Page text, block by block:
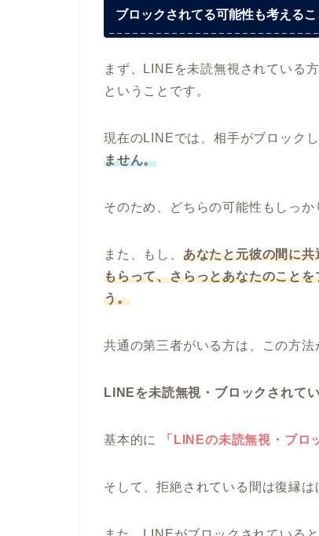
ブロックされてる可能性も考えるこ
まず、LINEを未読無視されている方
ということです。
現在のLINEでは、相手がブロック
ません。
そのため、どちらの可能性もしっか
また、もし、 あなたと元彼の間に
もらって、さらっとあなたのこと
う。
共通の第三者がいる方は、この方
LINEを未読無視・ブロックされて
基本的に 「LINEの未読無視・ブロ
そして、拒絶されている間は復縁